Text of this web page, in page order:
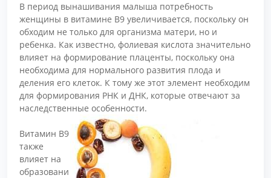
В период вынашивания малыша потребность
женщины в витамине В9 увеличивается, поскольку он
обходим не только для организма матери, но и
ребенка. Как известно, фолиевая кислота значительно
влияет на формирование плаценты, поскольку она
необходима для нормального развития плода и
деления его клеток. К тому же этот элемент необходим
для формирования РНК и ДНК, которые отвечают за
наследственные особенности.
Витамин В9
также
влияет на
образовани